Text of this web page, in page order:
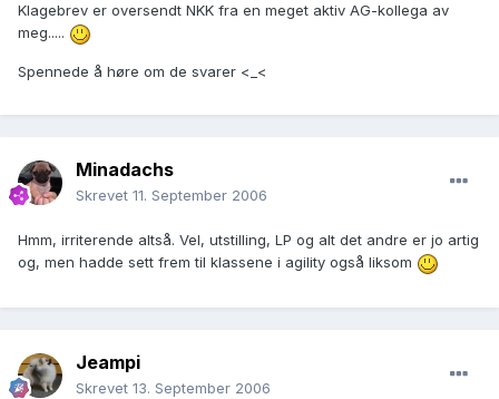
Klagebrev er oversendt NKK fra en meget aktiv AG-kollega av
meg.....
Spennede å høre om de svarer <_<
Minadachs
Skrevet 11. September 2006
Hmm, irriterende altså. Vel, utstilling, LP og alt det andre er jo artig
og, men hadde sett frem til klassene i agility også liksom
Jeampi
Skrevet 13. September 2006